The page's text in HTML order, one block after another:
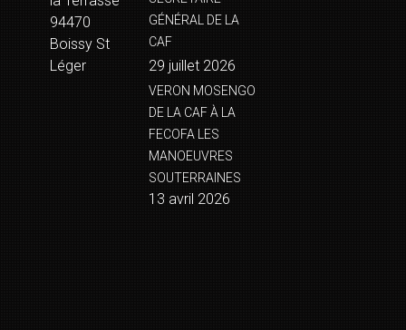
94470
Boissy St
Léger
GÉNÉRAL DE LA
CAF
29 juillet 2026
VERON MOSENGO
DE LA CAF À LA
FECOFA LES
MANOEUVRES
SOUTERRAINES
13 avril 2026